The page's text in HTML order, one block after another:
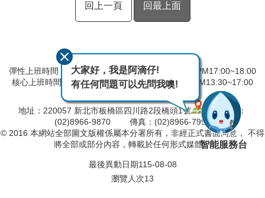
回上一頁 回最上面
彈性上班時間：AM8:00~09:00 彈性下班時間：PM17:00~18:00
核心上班時間：星期一 ~ 星期五 AM08:30~12:30 PM13:30~17:00
地址：220057 新北市板橋區四川路2段橋頭1號
電話：
(02)8966-9870 傳真：(02)8966-7996
© 2016 本網站全部圖文版權係屬本分署所有，非經正式書面同意， 不得
將全部或部分內容，轉載於任何形式媒體。
最後異動日期115-08-08
瀏覽人次13
大家好，我是阿滴仔!
有任何問題可以先問我噢!
智能服務台